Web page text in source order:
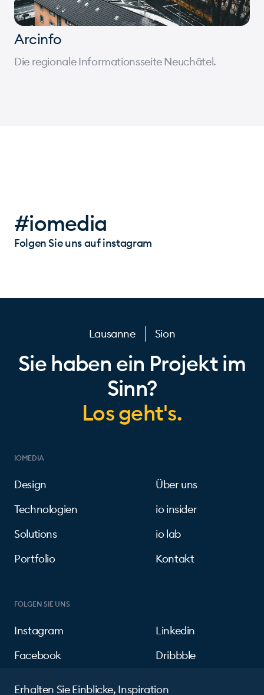
Arcinfo
Die regionale Informationsseite Neuchâtel.
#iomedia
Folgen Sie uns auf instagram
Lausanne Sion
Sie haben ein Projekt im
Sinn?
Los geht's.
IOMEDIA
Design
Technologien
Solutions
Portfolio
Über uns
io insider
io lab
Kontakt
FOLGEN SIE UNS
Instagram
Facebook
Linkedin
Dribbble
Erhalten Sie Einblicke, Inspiration